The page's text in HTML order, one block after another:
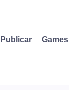
Publicar Games